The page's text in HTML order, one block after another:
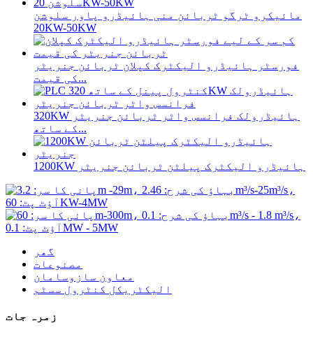
مائیکرو ٹرگو ٹربائن منی ہائیڈرو پاور سلوشن
20KW-50KW
فورسٹر ہائیڈرو الیکٹرک کپلان ٹربائن جنریٹر
کی قیمت...
320KW ہائیڈرولک فرانسس واٹر ٹربائن جنریٹر
کے ساتھ...
1200KW ہائیڈرو الیکٹرک پیلٹن ٹربائن جنریٹر
گھر
مصنوعات
معاون سازوسامان
الیکٹریکل کنٹرول سسٹم
زمرہ جات